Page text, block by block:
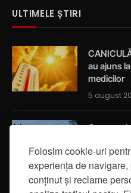
Folosim cookie-uri
experiența de
conținut și reclame
ULTIMELE ȘTIRI
au ajuns
medicilor
5 august
Cum a
5 august